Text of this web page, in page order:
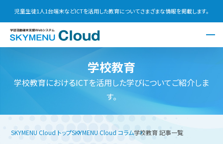
児童生徒1人1台端末などICTを活用した教育についてさまざまな情報を掲載します。
学校教育
学校教育におけるICTを活用した学びについてご紹介しま
す。
SKYMENU Cloud トップSKYMENU Cloud コラム学校教育 記事一覧